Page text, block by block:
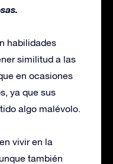
habilidades
similitud a las
en ocasiones
ya que sus
algo malévolo.
vivir en la
también